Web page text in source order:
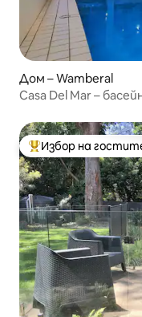
Дом – Wamberal
Casa Del Mar –
Най-популярен
Избор на